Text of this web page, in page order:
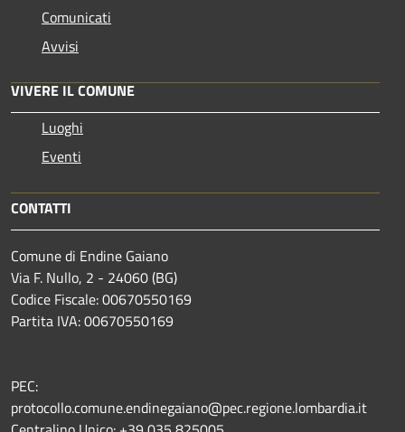
Comunicati
Avvisi
VIVERE IL COMUNE
Luoghi
Eventi
CONTATTI
Comune di Endine Gaiano
Via F. Nullo, 2 - 24060 (BG)
Codice Fiscale: 00670550169
Partita IVA: 00670550169
PEC:
protocollo.comune.endinegaiano@pec.regione.lombardia.it